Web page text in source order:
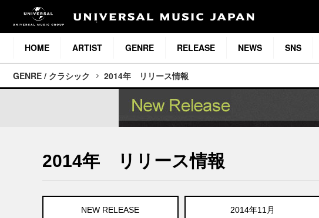
HOME ARTIST GENRE RELEASE NEWS SNS
GENRE / クラシック 2014年 リリース情報
2014年 リリース情報
NEW RELEASE 2014年11月